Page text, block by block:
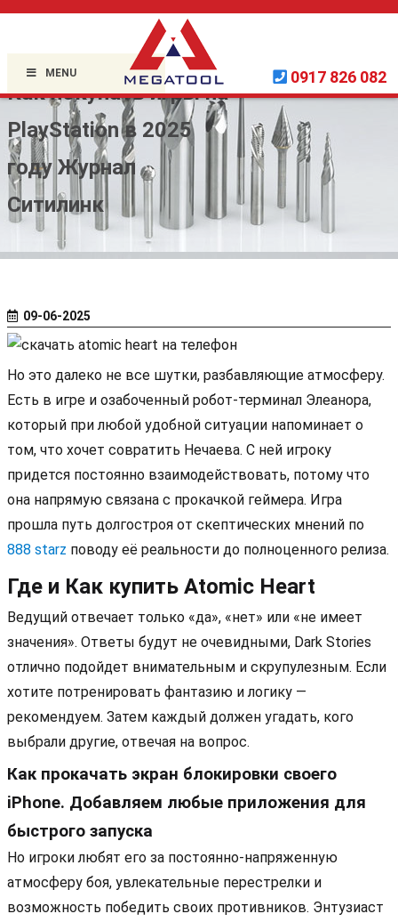
MENU 0917 826 082
Uncategorized »
Как покупать игры на
PlayStation в 2025
году Журнал
Ситилинк
09-06-2025
Но это далеко не все шутки, разбавляющие атмосферу.
Есть в игре и озабоченный робот-терминал Элеанора,
который при любой удобной ситуации напоминает о
том, что хочет совратить Нечаева. С ней игроку
придется постоянно взаимодействовать, потому что
она напрямую связана с прокачкой геймера. Игра
прошла путь долгостроя от скептических мнений по
888 starz поводу её реальности до полноценного релиза.
Где и Как купить Atomic Heart
Ведущий отвечает только «да», «нет» или «не имеет
значения». Ответы будут не очевидными, Dark Stories
отлично подойдет внимательным и скрупулезным. Если
хотите потренировать фантазию и логику —
рекомендуем. Затем каждый должен угадать, кого
выбрали другие, отвечая на вопрос.
Как прокачать экран блокировки своего
iPhone. Добавляем любые приложения для
быстрого запуска
Но игроки любят его за постоянно-напряженную
атмосферу боя, увлекательные перестрелки и
возможность победить своих противников. Энтузиаст